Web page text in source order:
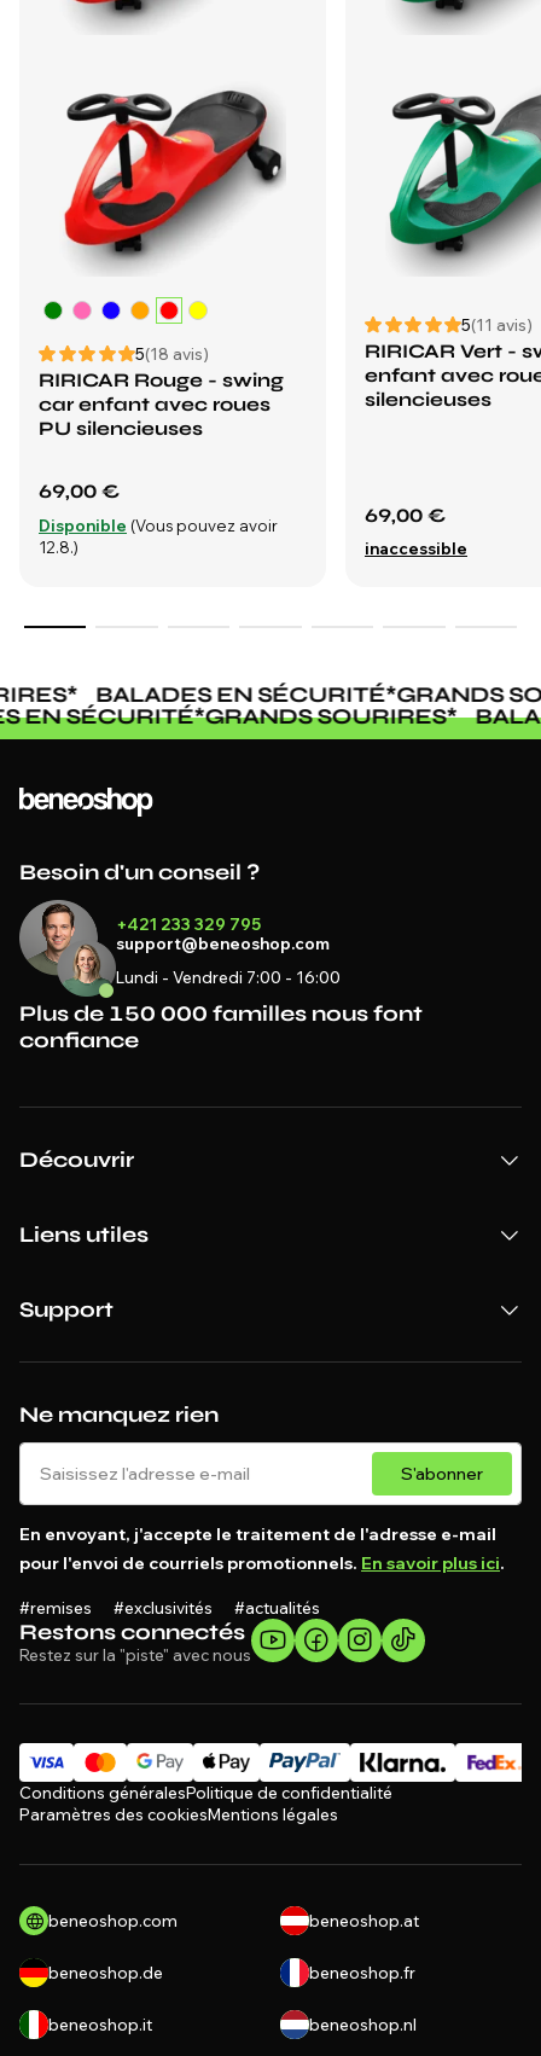
5(18 avis)
RIRICAR Rouge - swing
car enfant avec roues
PU silencieuses
69,00 €
Disponible (Vous pouvez avoir
12.8.)
5(11 avis)
RIRICAR Vert -
enfant avec
silencieuses
69,00 €
inaccessible
* BALADES EN SÉCURITÉ*GRANDS
EN SÉCURITÉ*GRANDS SOURIRES*
Restons connectés
Restez sur la "piste" avec nous
Ne manquez rien
S'abonner
En envoyant, j'accepte le traitement de l'adresse e-mail
pour l'envoi de courriels promotionnels. En savoir plus ici.
#remises #exclusivités #actualités
Besoin d'un conseil ?
+421 233 329 795
support@beneoshop.com
Lundi - Vendredi 7:00 - 16:00
Plus de 150 000 familles nous font
confiance
Découvrir
Liens utiles
Support
Conditions généralesPolitique de confidentialité
Paramètres des cookiesMentions légales
beneoshop.com beneoshop.at
beneoshop.de beneoshop.fr
beneoshop.it beneoshop.nl